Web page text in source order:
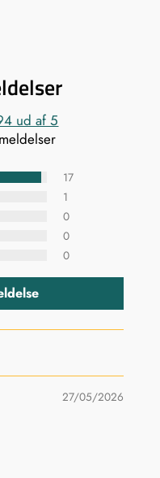
ud af 5
17
1
0
0
0
27/05/2026